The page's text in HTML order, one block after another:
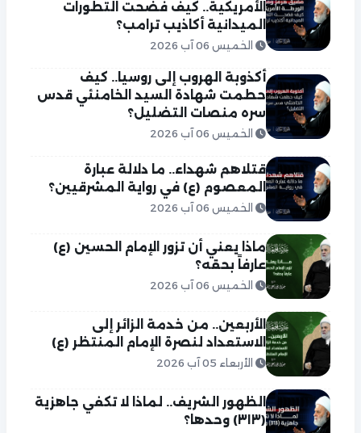
الأمريكية.. كيف فضحت التطورات
الميدانية أكاذيب ترامب؟
الخميس 06 آب 2026
أكذوبة الهروب إلى روسيا.. كيف
حطمت شهادة السيد الخامنئي قدس
سره منصات التضليل؟
الخميس 06 آب 2026
قتلاهم شهداء.. ما دلالة عبارة
المعصوم (ع) في رواية المشرقيين؟
الخميس 06 آب 2026
ماذا يعني أن تزور الإمام الحسين (ع)
عارفاً بحقه؟
الخميس 06 آب 2026
الأربعين.. من خدمة الزائر إلى
الاستعداد لنصرة الإمام المنتظر (ع)
الأربعاء 05 آب 2026
الظهور الشريف.. لماذا لا تكفي جاهزية
(٣١٣) وحدها؟